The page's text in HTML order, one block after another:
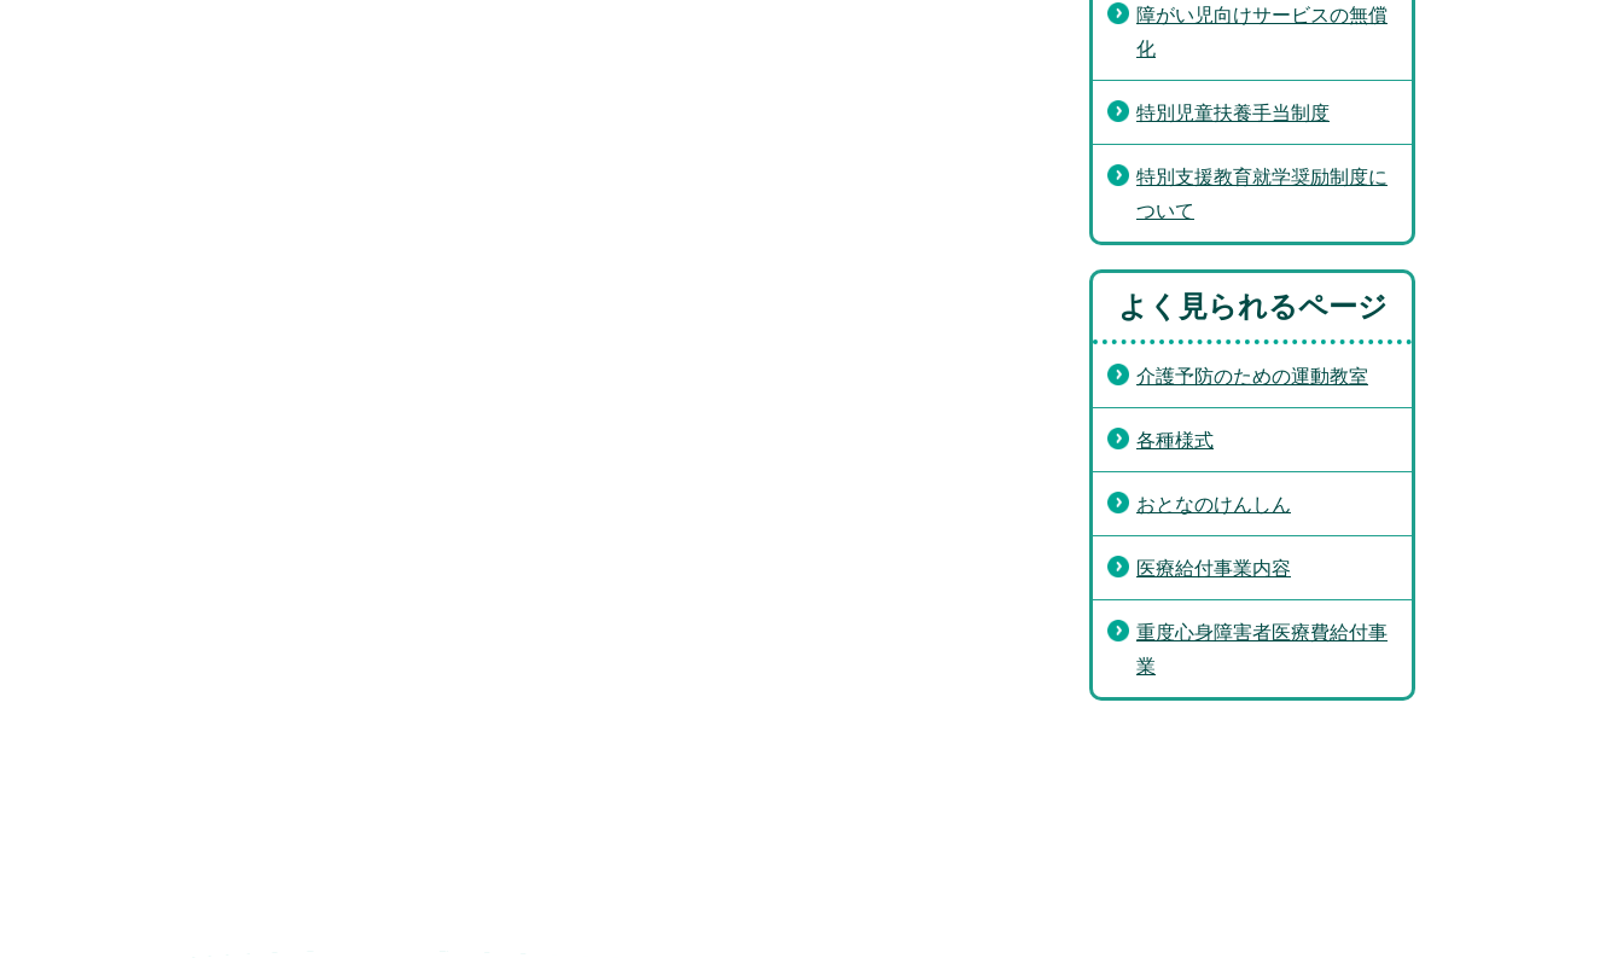
障がい児向けサービスの無償
化
特別児童扶養手当制度
特別支援教育就学奨励制度に
ついて
よく見られるページ
介護予防のための運動教室
各種様式
おとなのけんしん
医療給付事業内容
重度心身障害者医療費給付事
業